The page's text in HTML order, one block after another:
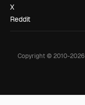
X
Reddit
Copyright © 2010-2026